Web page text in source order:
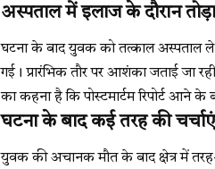
अस्पताल में इलाज के दौरान
घटना के बाद युवक को तत्काल अस्पताल ले
गई। प्रारंभिक तौर पर आशंका जताई जा
का कहना है कि पोस्टमार्टम रिपोर्ट आने
घटना के बाद कई तरह की चर्चाएं
युवक की अचानक मौत के बाद क्षेत्र में